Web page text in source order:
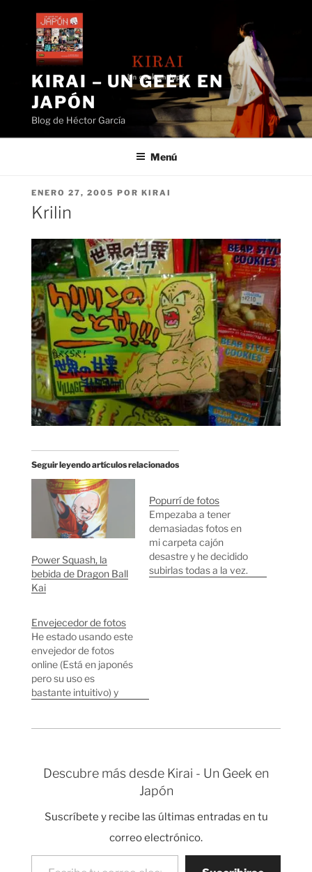
contenido
KIRAI – UN GEEK EN
JAPÓN
Blog de Héctor García
Menú
PUBLICADO
EL
ENERO 27, 2005 POR KIRAI
Krilin
Seguir leyendo artículos relacionados
Power Squash, la
bebida de Dragon Ball
Kai
Popurrí de fotos
Empezaba a tener
demasiadas fotos en
mi carpeta cajón
desastre y he decidido
subirlas todas a la vez.
Envejecedor de fotos
He estado usando este
envejedor de fotos
online (Está en japonés
pero su uso es
bastante intuitivo) y
foto original Ver foto
foto…
Descubre más desde Kirai - Un Geek en
Japón
Suscríbete y recibe las últimas entradas en tu
correo electrónico.
Escribe tu correo electrónico…